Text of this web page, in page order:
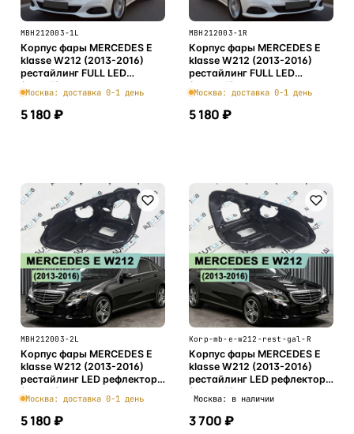
MBH212003-1L
Корпус фары MERCEDES E
klasse W212 (2013-2016)
рестайлинг FULL LED
(левый)
Москва: доставка 0-1 день
5 180 ₽
MBH212003-1R
Корпус фары MERCEDES E
klasse W212 (2013-2016)
рестайлинг FULL LED
(правый)
Москва: доставка 0-1 день
5 180 ₽
MBH212003-2L
Корпус фары MERCEDES E
klasse W212 (2013-2016)
рестайлинг LED рефлектор
(левый)
Москва: доставка 0-1 день
5 180 ₽
Korp-mb-e-w212-rest-gal-R
Корпус фары MERCEDES E
klasse W212 (2013-2016)
рестайлинг LED рефлектор
(правый)
Москва: в наличии
3 700 ₽